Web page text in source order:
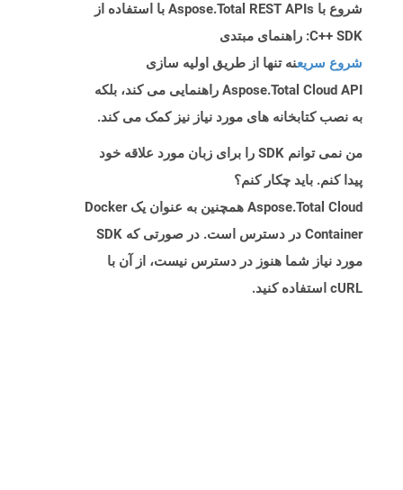
شروع با Aspose.Total REST APIs با استفاده از
C++ SDK: راهنمای مبتدی
شروع سریعنه تنها از طریق اولیه سازی
Aspose.Total Cloud API راهنمایی می کند، بلکه
به نصب کتابخانه های مورد نیاز نیز کمک می کند.
من نمی توانم SDK را برای زبان مورد علاقه خود
پیدا کنم. باید چکار کنم؟
Aspose.Total Cloud همچنین به عنوان یک Docker
Container در دسترس است. در صورتی که SDK
مورد نیاز شما هنوز در دسترس نیست، از آن با
cURL استفاده کنید.